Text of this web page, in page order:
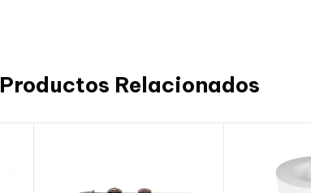
Productos Relacionados